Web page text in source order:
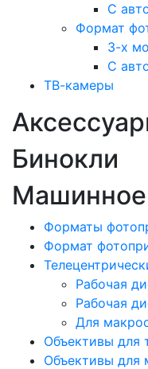
С
Формат
3-х
С
ТВ-камеры
Бинокли
Машинное
Форматы
Формат
Рабочая
Рабочая
Для
Объективы для
Объективы для